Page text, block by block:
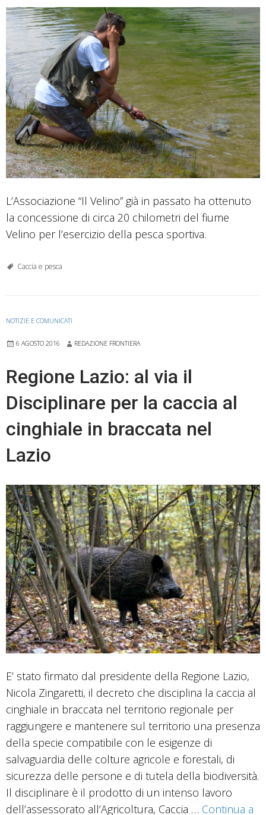
L’Associazione “Il Velino” già in passato ha ottenuto
la concessione di circa 20 chilometri del fiume
Velino per l’esercizio della pesca sportiva.
Caccia e pesca
NOTIZIE E COMUNICATI
6 AGOSTO 2016 REDAZIONE FRONTIERA
Regione Lazio: al via il
Disciplinare per la caccia al
cinghiale in braccata nel
Lazio
E’ stato firmato dal presidente della Regione Lazio,
Nicola Zingaretti, il decreto che disciplina la caccia al
cinghiale in braccata nel territorio regionale per
raggiungere e mantenere sul territorio una presenza
della specie compatibile con le esigenze di
salvaguardia delle colture agricole e forestali, di
sicurezza delle persone e di tutela della biodiversità.
Il disciplinare è il prodotto di un intenso lavoro
dell’assessorato all’Agricoltura, Caccia … Continua a